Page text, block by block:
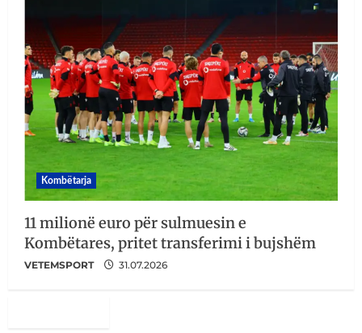
Kombëtarja
11 milionë euro për sulmuesin e
Kombëtares, pritet transferimi i bujshëm
VETEMSPORT 31.07.2026